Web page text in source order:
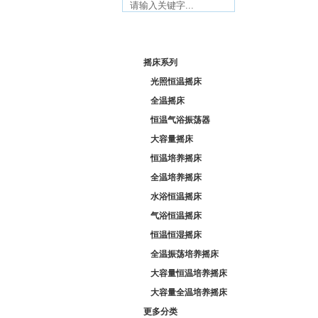
摇床系列
光照恒温摇床
全温摇床
恒温气浴振荡器
大容量摇床
恒温培养摇床
全温培养摇床
水浴恒温摇床
气浴恒温摇床
恒温恒湿摇床
全温振荡培养摇床
大容量恒温培养摇床
大容量全温培养摇床
更多分类